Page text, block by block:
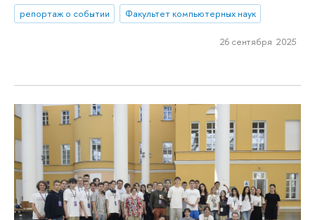
репортаж о событии
Факультет компьютерных наук
26 сентября 2025